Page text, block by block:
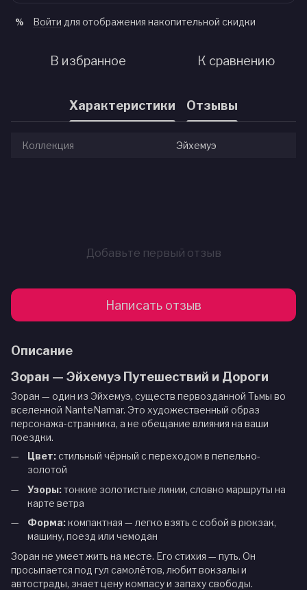
% Войти для отображения накопительной скидки
В избранное К сравнению
Характеристики Отзывы
Коллекция Эйхемуэ
Добавьте первый отзыв
Написать отзыв
Описание
Зоран — Эйхемуэ Путешествий и Дороги
Зоран — один из Эйхемуэ, существ первозданной Тьмы во
вселенной NanteNamar. Это художественный образ
персонажа-странника, а не обещание влияния на ваши
поездки.
Цвет:стильный чёрный с переходом в пепельно-
золотой
Узоры:тонкие золотистые линии, словно маршруты на
карте ветра
Форма:компактная — легко взять с собой в рюкзак,
машину, поезд или чемодан
Зоран не умеет жить на месте. Его стихия — путь. Он
просыпается под гул самолётов, любит вокзалы и
автострады, знает цену компасу и запаху свободы.